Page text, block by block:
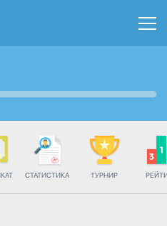
СТАТИСТИКА ТУРНИР